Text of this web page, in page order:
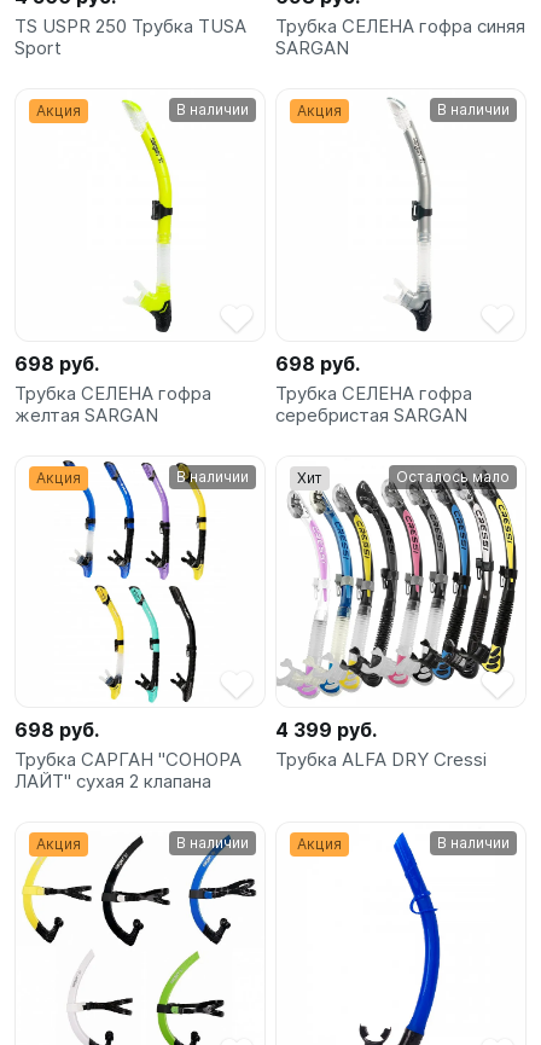
Бренды
Акции
TS USPR 250 Трубка TUSA
Sport
Трубка СЕЛЕНА гофра синяя
SARGAN
Акция В наличии
698 руб.
Трубка СЕЛЕНА гофра
желтая SARGAN
Акция В наличии
698 руб.
Трубка СЕЛЕНА гофра
серебристая SARGAN
Акция В наличии
698 руб.
Трубка САРГАН "СОНОРА
ЛАЙТ" сухая 2 клапана
Хит Осталось мало
4 399 руб.
Трубка ALFA DRY Cressi
Акция В наличии Акция В наличии